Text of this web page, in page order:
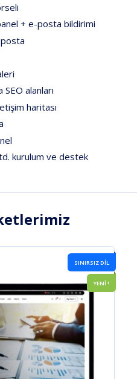
+ e-posta bildirimi
SEO alanları
haritası
kurulum ve destek
DİNAMİK 5 DİL